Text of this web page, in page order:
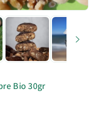
Bio 30gr